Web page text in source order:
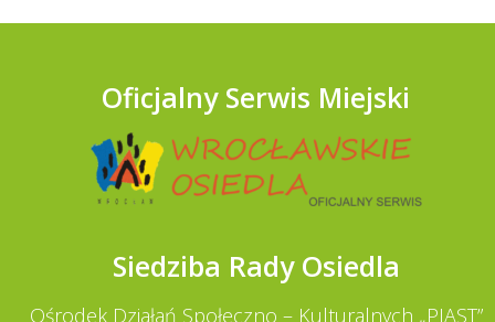
Oficjalny Serwis Miejski
Siedziba Rady Osiedla
Ośrodek Działań Społeczno – Kulturalnych „PIAST”